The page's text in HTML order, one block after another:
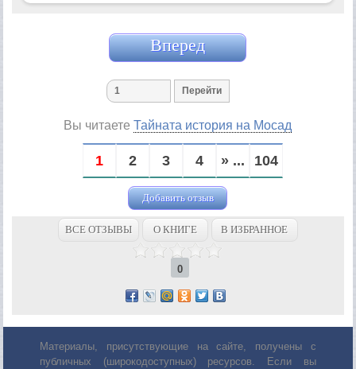
Вперед
Вы читаетеТайната история на Мосад
1 2 3 4 » ... 104
Добавить отзыв
ВСЕ ОТЗЫВЫ О КНИГЕ В ИЗБРАННОЕ
0
Материалы, присутствующие на сайте, получены с
публичных (широкодоступных) ресурсов. Если вы